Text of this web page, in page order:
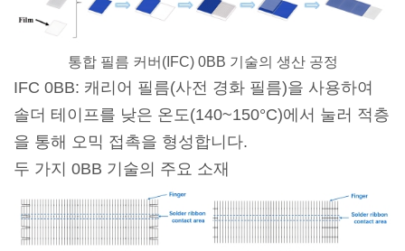
통합 필름 커버(IFC) 0BB 기술의 생산 공정
IFC 0BB: 캐리어 필름(사전 경화 필름)을 사용하여
솔더 테이프를 낮은 온도(140~150°C)에서 눌러 적층
을 통해 오믹 접촉을 형성합니다.
두 가지 0BB 기술의 주요 소재